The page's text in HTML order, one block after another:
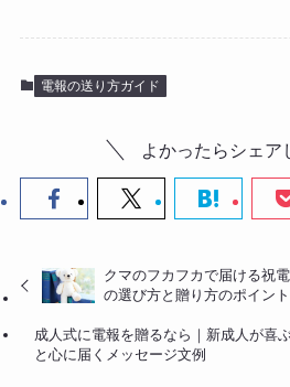
電報の送り方ガイド
よかったらシェア
クマのフカフカで届ける祝
の選び方と贈り方のポイント
成人式に電報を贈るなら｜新成人が喜
と心に届くメッセージ文例